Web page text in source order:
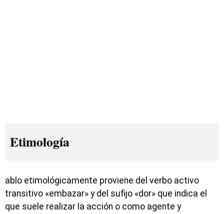
Etimología
ablo etimológicamente proviene del verbo activo
transitivo «embazar» y del sufijo «dor» que indica el
que suele realizar la acción o como agente y